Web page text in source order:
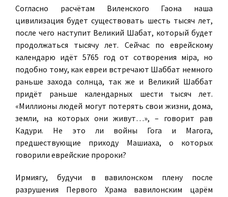
Согласно расчётам Виленского Гаона наша
цивилизация будет существовать шесть тысяч лет,
после чего наступит Великий Шабат, который будет
продолжаться тысячу лет. Сейчас по еврейскому
календарю идёт 5765 год от сотворения мiра, но
подобно тому, как евреи встречают Шаббат немного
раньше захода солнца, так же и Великий Шаббат
придёт раньше календарных шести тысяч лет.
«Миллионы людей могут потерять свои жизни, дома,
земли, на которых они живут…», – говорит рав
Кадури. Не это ли войны Гога и Магога,
предшествующие приходу Машиаха, о которых
говорили еврейские пророки?
Ирмиягу, будучи в вавилонском плену после
разрушения Первого Храма вавилонским царём